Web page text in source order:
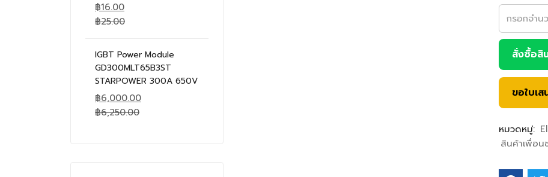
฿16.00
฿25.00
IGBT Power Module
GD300MLT65B3ST
STARPOWER 300A 650V
฿6,000.00
฿6,250.00
สั่งซื้อสิ
ขอใบเส
หมวดหมู่:
สินค้าเพื่อน